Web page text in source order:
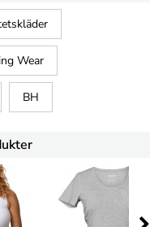
Wear
BH